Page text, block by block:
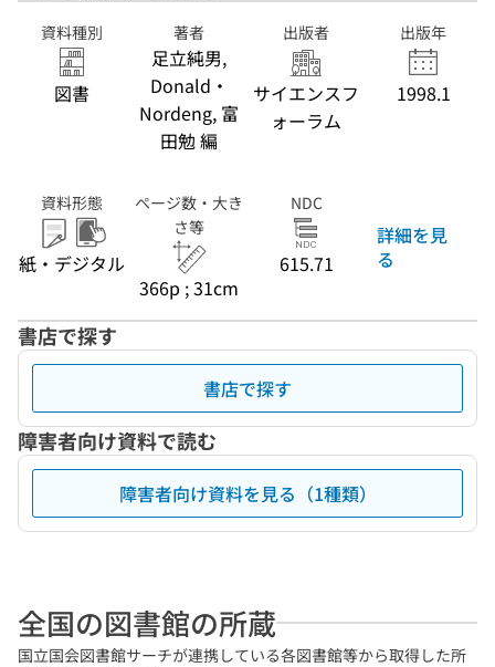
資料種別
図書
著者
足立純男,
Donald・
Nordeng, 富
田勉 編
出版者
サイエンスフ
ォーラム
出版年
1998.1
資料形態
紙・デジタル
ページ数・大き
さ等
366p ; 31cm
NDC
615.71
詳細を見
る
書店で探す
書店で探す
障害者向け資料で読む
障害者向け資料を見る（1種類）
全国の図書館の所蔵
国立国会図書館サーチが連携している各図書館等から取得した所